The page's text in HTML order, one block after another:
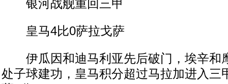
银河战舰重回三甲
皇马4比0萨拉戈萨
伊瓜因和迪马利亚先后破门，埃辛和
处子球建功，皇马积分超过马拉加进入三